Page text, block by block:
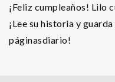
¡Feliz cumpleaños! Lilo
¡Lee su historia y
páginasdiario!